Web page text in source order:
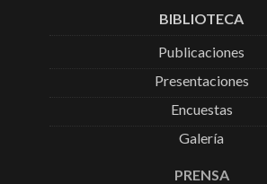
BIBLIOTECA
Publicaciones
Presentaciones
Encuestas
Galería
PRENSA